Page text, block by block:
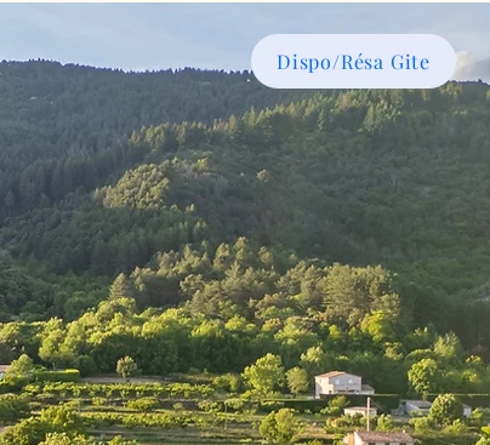
Dispo/Résa Gite